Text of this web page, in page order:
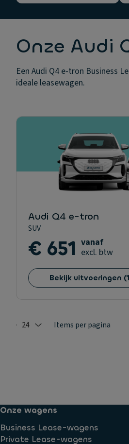
Onze Audi
Een Audi Q4 e-tron Business
ideale leasewagen.
Audi Q4 e-tron
SUV
€ 651 vanaf
excl. btw
Bekijk uitvoeringen (
Selected: 24
24 Items per pagina
Onze wagens
Business Lease-wagens
Private Lease-wagens